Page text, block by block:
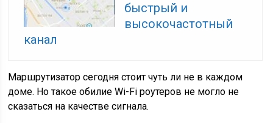
быстрый и
высокочастотный
канал
Маршрутизатор сегодня стоит чуть ли не в каждом
доме. Но такое обилие Wi-Fi роутеров не могло не
сказаться на качестве сигнала.